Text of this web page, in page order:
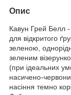
Опис
Кавун Грей Белл -
для відкритого
зеленою,
зеленим
(при ідеальних
насичено-
насіння темно